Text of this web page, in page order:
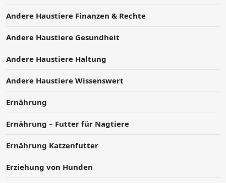
Andere Haustiere Finanzen & Rechte
Andere Haustiere Gesundheit
Andere Haustiere Haltung
Andere Haustiere Wissenswert
Ernährung
Ernährung – Futter für Nagtiere
Ernährung Katzenfutter
Erziehung von Hunden